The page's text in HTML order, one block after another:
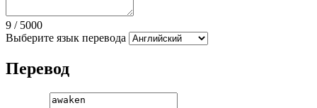
9 / 5000
Выберите язык перевода
Перевод